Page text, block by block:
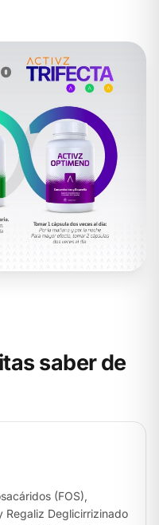
saber de
(FOS),
Regaliz Deglicirrizinado